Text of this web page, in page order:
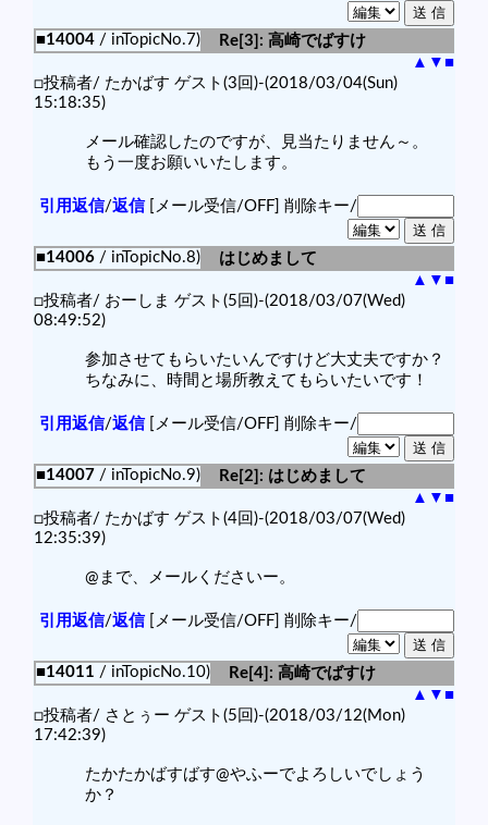
■14004 / inTopicNo.7)
Re[3]: 高崎でばすけ
▲ ▼ ■
□投稿者/ たかばす ゲスト(3回)-(2018/03/04(Sun)
15:18:35)
メール確認したのですが、見当たりません～。
もう一度お願いいたします。
引用返信/返信[メール受信/OFF] 削除キー/
■14006 / inTopicNo.8)
はじめまして
▲ ▼ ■
□投稿者/ おーしま ゲスト(5回)-(2018/03/07(Wed)
08:49:52)
参加させてもらいたいんですけど大丈夫ですか？
ちなみに、時間と場所教えてもらいたいです！
引用返信/返信[メール受信/OFF] 削除キー/
■14007 / inTopicNo.9)
Re[2]: はじめまして
▲ ▼ ■
□投稿者/ たかばす ゲスト(4回)-(2018/03/07(Wed)
12:35:39)
@まで、メールくださいー。
引用返信/返信[メール受信/OFF] 削除キー/
■14011 / inTopicNo.10)
Re[4]: 高崎でばすけ
▲ ▼ ■
□投稿者/ さとぅー ゲスト(5回)-(2018/03/12(Mon)
17:42:39)
たかたかばすばす@やふーでよろしいでしょう
か？